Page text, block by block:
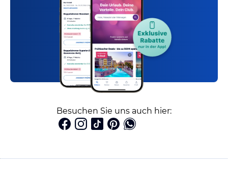
Besuchen Sie uns auch hier: